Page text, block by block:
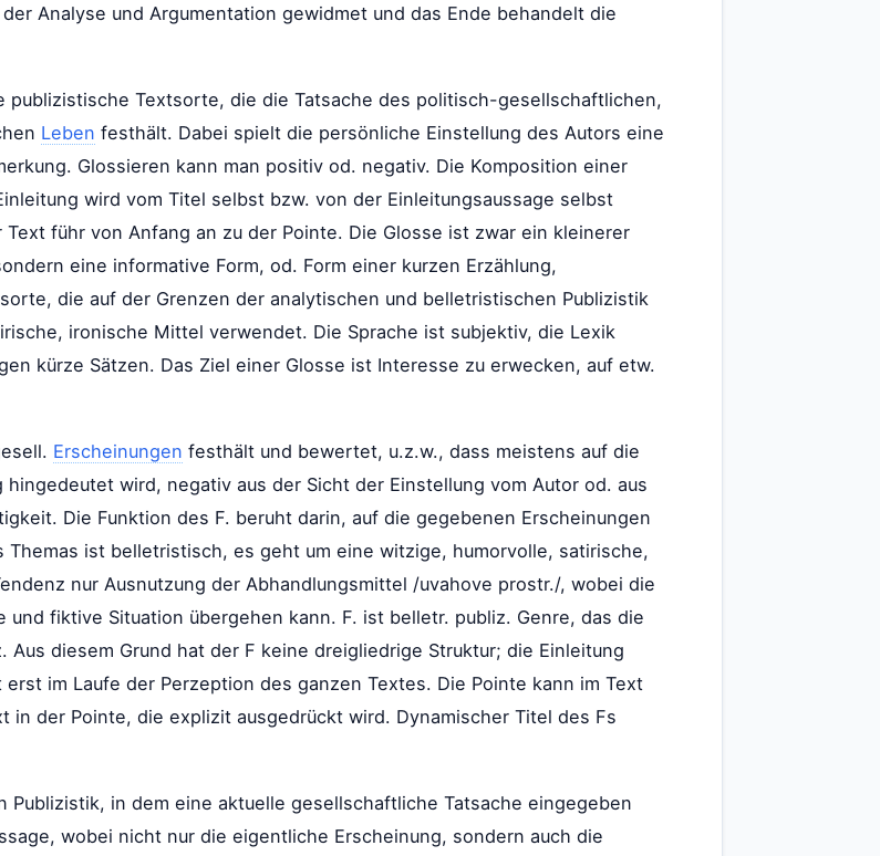
Analyse und Argumentation gewidmet und das Ende behandelt die
publizistische Textsorte, die die Tatsache des politisch-gesellschaftlichen,
Leben festhält. Dabei spielt die persönliche Einstellung des Autors eine
Glossieren kann man positiv od. negativ. Die Komposition einer
wird vom Titel selbst bzw. von der Einleitungsaussage selbst
führ von Anfang an zu der Pointe. Die Glosse ist zwar ein kleinerer
eine informative Form, od. Form einer kurzen Erzählung,
die auf der Grenzen der analytischen und belletristischen Publizistik
ironische Mittel verwendet. Die Sprache ist subjektiv, die Lexik
kürze Sätzen. Das Ziel einer Glosse ist Interesse zu erwecken, auf etw.
Erscheinungen festhält und bewertet, u.z.w., dass meistens auf die
wird, negativ aus der Sicht der Einstellung vom Autor od. aus
Die Funktion des F. beruht darin, auf die gegebenen Erscheinungen
ist belletristisch, es geht um eine witzige, humorvolle, satirische,
nur Ausnutzung der Abhandlungsmittel /uvahove prostr./, wobei die
fiktive Situation übergehen kann. F. ist belletr. publiz. Genre, das die
diesem Grund hat der F keine dreigliedrige Struktur; die Einleitung
im Laufe der Perzeption des ganzen Textes. Die Pointe kann im Text
der Pointe, die explizit ausgedrückt wird. Dynamischer Titel des Fs
Publizistik, in dem eine aktuelle gesellschaftliche Tatsache eingegeben
wobei nicht nur die eigentliche Erscheinung, sondern auch die